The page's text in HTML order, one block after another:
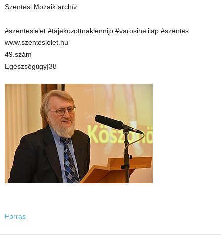
Szentesi Mozaik archív
#szentesielet #tajekozottnaklennijo #varosihetilap #szentes
www.szentesielet.hu
49.szám
Egészségügy|38
Forrás